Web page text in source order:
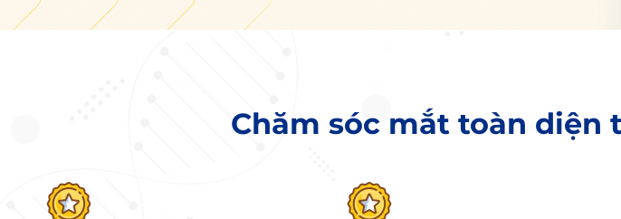
Chăm sóc mắt toàn diện